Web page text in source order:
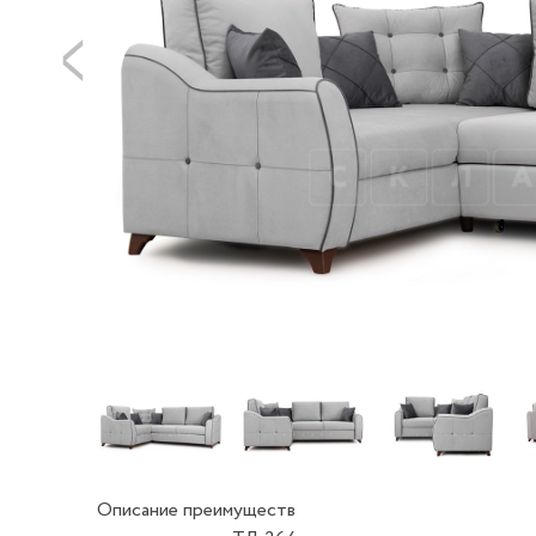
Описание преимуществ